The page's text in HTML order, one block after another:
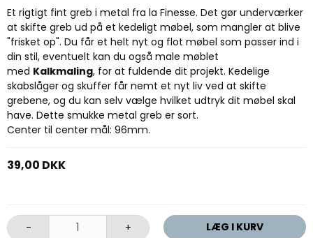
Et rigtigt fint greb i metal fra la Finesse. Det gør underværker
at skifte greb ud på et kedeligt møbel, som mangler at blive
"frisket op". Du får et helt nyt og flot møbel som passer ind i
din stil, eventuelt kan du også male møblet
med Kalkmaling, for at fuldende dit projekt. Kedelige
skabslåger og skuffer får nemt et nyt liv ved at skifte
grebene, og du kan selv vælge hvilket udtryk dit møbel skal
have. Dette smukke metal greb er sort.
Center til center mål: 96mm.
39,00 DKK
- + LÆG I KURV